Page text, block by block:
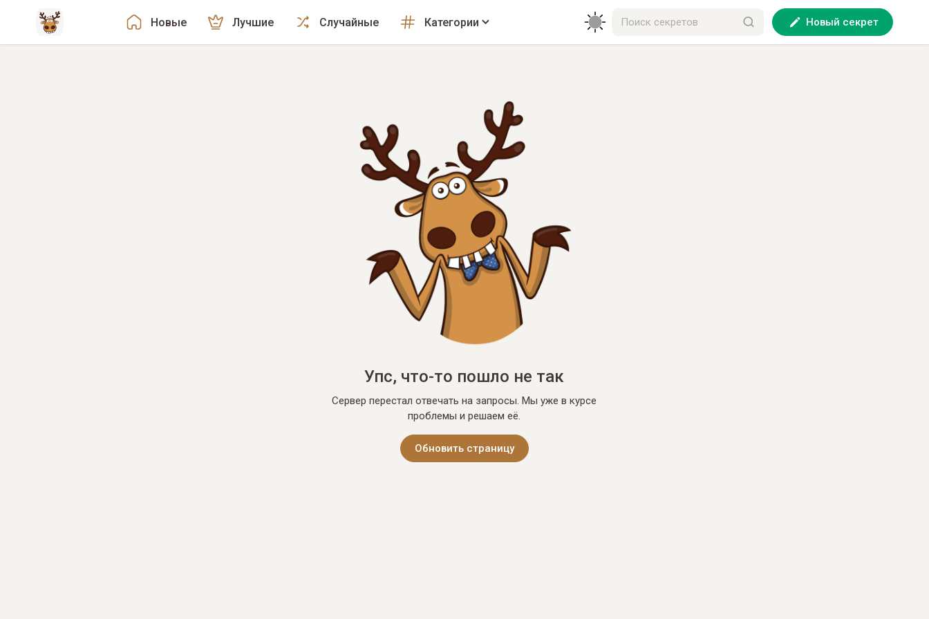
Новые Лучшие Случайные Категории Новый секрет
Упс, что-то пошло не так
Сервер перестал отвечать на запросы. Мы уже в курсе
проблемы и решаем её.
Обновить страницу